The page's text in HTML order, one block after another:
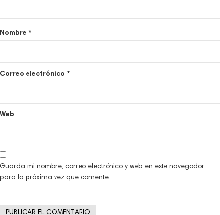
Nombre *
Correo electrónico *
Web
Guarda mi nombre, correo electrónico y web en este navegador
para la próxima vez que comente.